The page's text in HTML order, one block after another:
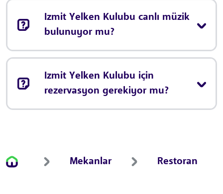
Izmit Yelken Kulubu canlı müzik
bulunuyor mu?
Izmit Yelken Kulubu için
rezervasyon gerekiyor mu?
Mekanlar Restoran